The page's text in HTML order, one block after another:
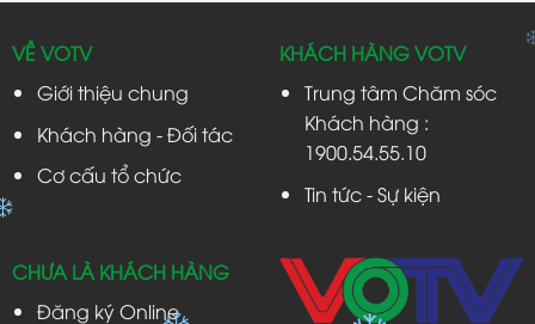
VỀ VOTV
Giới thiệu chung
Khách hàng - Đối tác
Cơ cấu tổ chức
KHÁCH HÀNG VOTV
Trung tâm Chăm sóc
Khách hàng :
1900.54.55.10
Tin tức - Sự kiện
CHƯA LÀ KHÁCH HÀNG
Đăng ký Online